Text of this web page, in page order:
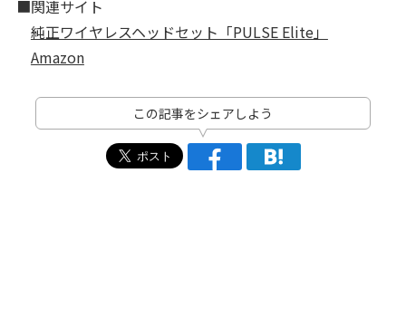
■関連サイト
純正ワイヤレスヘッドセット「PULSE Elite」
Amazon
この記事をシェアしよう